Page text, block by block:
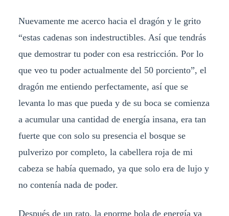
Nuevamente me acerco hacia el dragón y le grito
“estas cadenas son indestructibles. Así que tendrás
que demostrar tu poder con esa restricción. Por lo
que veo tu poder actualmente del 50 porciento”, el
dragón me entiendo perfectamente, así que se
levanta lo mas que pueda y de su boca se comienza
a acumular una cantidad de energía insana, era tan
fuerte que con solo su presencia el bosque se
pulverizo por completo, la cabellera roja de mi
cabeza se había quemado, ya que solo era de lujo y
no contenía nada de poder.
Después de un rato, la enorme bola de energía ya